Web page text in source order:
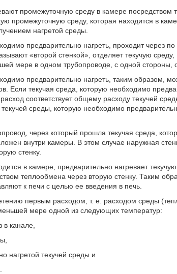
промежуточную среду в камере посредством
промежуточную среду, которая находится в
нагретой среды.
предварительно нагреть, проходит через
«второй стенкой», отделяет текучую
мере в одном трубопроводе, с одной стороны,
предварительно нагреть, таким образом,
Если текучая среда, которую необходимо
соответствует общему расходу текучей
текучей среды, которую необходимо
через который прошла текучая среда,
внутри камеры. В этом случае наружная
стенку.
в камере, предварительно нагревает
теплообмена через вторую стенку. Таким
к печи с целью ее введения в печь.
первым расходом, т. е. расходом среды
мере одной из следующих температур:
канале,
нагретой текучей среды и